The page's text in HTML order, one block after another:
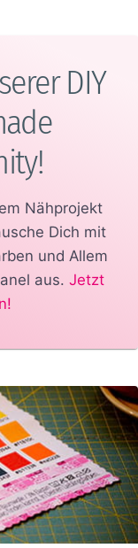
DIY
Nähprojekt
Dich mit
und Allem
aus. Jetzt